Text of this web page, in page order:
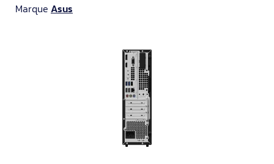
Marque Asus